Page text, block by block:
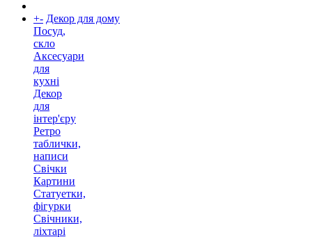
+- Декор для дому
Посуд,
скло
Аксесуари
для
кухні
Декор
для
інтер'єру
Ретро
таблички,
написи
Свічки
Картини
Статуетки,
фігурки
Свічники,
ліхтарі